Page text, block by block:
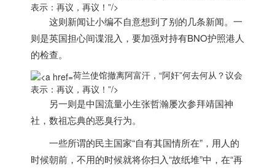
表示：再议，再议！”/>
‍这则新闻让小编不自意想到了别的几条新闻。一
则是英国担心间谍混入，要加强对持有BNO护照港人
的检查。
荷兰使馆撤离阿富汗，“阿奸”何去何从？议会
表示：再议，再议！”/>
另一则是中国流量小生张哲瀚屡次参拜靖国神
社，数祖忘典的恶臭行为。
一些所谓的民主国家“自有其国情所在”，用人的
时候朝前，不用的时候就将你扫入“故纸堆”中，在“再